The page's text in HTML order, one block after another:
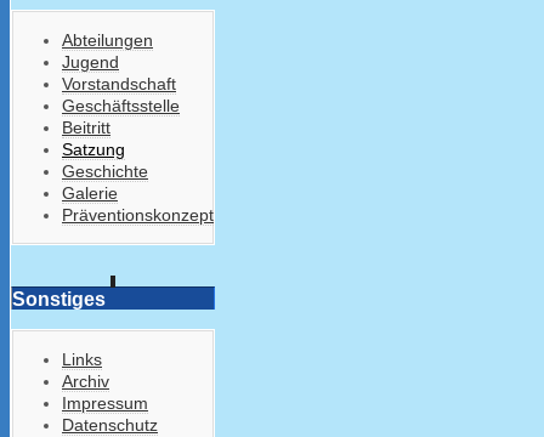
Abteilungen
Jugend
Vorstandschaft
Geschäftsstelle
Beitritt
Satzung
Geschichte
Galerie
Präventionskonzept
Sonstiges
Links
Archiv
Impressum
Datenschutz